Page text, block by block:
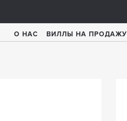
О НАС ВИЛЛЫ НА ПРОДАЖУ